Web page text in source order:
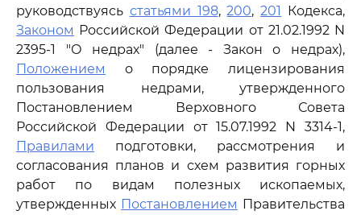
руководствуясь статьями 198,200,201 Кодекса,
Законом Российской Федерации от 21.02.1992 N
2395-1 "О недрах" (далее - Закон о недрах),
Положением
о порядке лицензирования
пользования недрами, утвержденного
Постановлением Верховного Совета
Российской Федерации от 15.07.1992 N 3314-1,
Правилами подготовки, рассмотрения и
согласования планов и схем развития горных
работ по видам полезных ископаемых,
утвержденных Постановлением Правительства